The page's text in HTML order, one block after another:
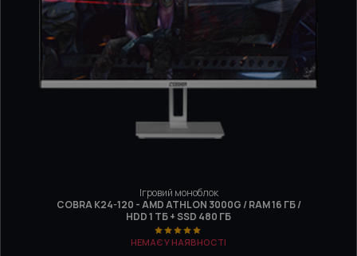
Ігровий моноблок
COBRA K24-120 - AMD ATHLON 3000G / RAM 16 ГБ /
HDD 1 ТБ + SSD 480 ГБ
НЕМАЄ У НАЯВНОСТІ